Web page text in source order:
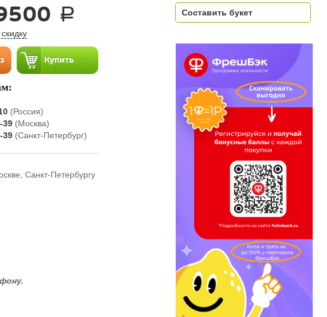
a
(Россия)
39 (Москва)
39 (Санкт-Петербург)
Санкт-Петербургу
Составить букет